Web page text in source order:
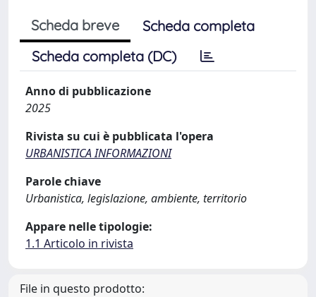
Scheda breve
Scheda completa
Scheda completa (DC)
Anno di pubblicazione
2025
Rivista su cui è pubblicata l'opera
URBANISTICA INFORMAZIONI
Parole chiave
Urbanistica, legislazione, ambiente, territorio
Appare nelle tipologie:
1.1 Articolo in rivista
File in questo prodotto: